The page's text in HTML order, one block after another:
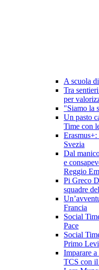
A scuola
Tra
per
"Siamo la
Un pasto
Time con
Svezia
Dal
e
Reggio
Pi Greco
squadre
Francia
Social
Pace
Social
Primo
Imparare
TCS con il